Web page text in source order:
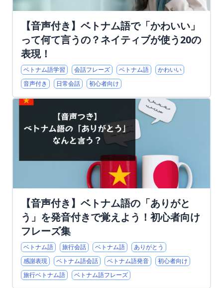
【音声付き】ベトナム語で「かわいい」
って何て言うの？ネイティブが使う20の
表現！
ベトナム語学習 会話フレーズ ベトナム語
かわいい
音声付き
日常会話 初心者向け
【音声付き】ベトナム語の「ありがと
う」を発音付きで覚えよう！初心者向け
フレーズ集
ベトナム語 旅行会話 ベトナム語
ありがとう
感謝表現
ベトナム語会話 ベトナム語発音
初心者向け
旅行ベトナム語
ベトナム語フレーズ